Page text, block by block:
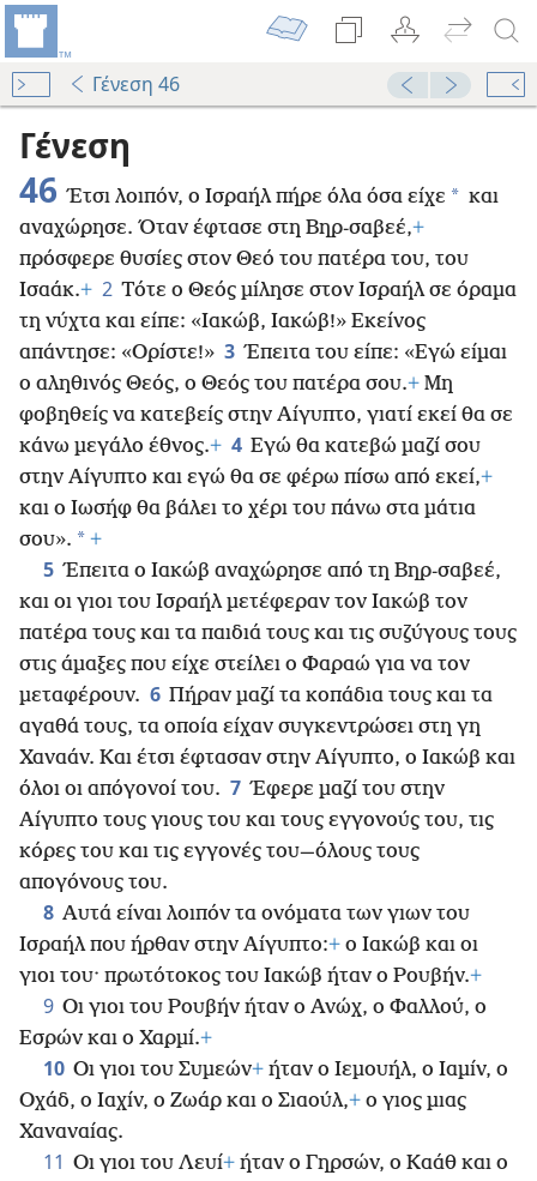
Γένεση 46
Γένεση
46 Έτσι λοιπόν, ο Ισραήλ πήρε όλα όσα είχε * και
αναχώρησε. Όταν έφτασε στη Βηρ-σαβεέ,+
πρόσφερε θυσίες στον Θεό του πατέρα του, του
Ισαάκ.+ 2 Τότε ο Θεός μίλησε στον Ισραήλ σε όραμα
τη νύχτα και είπε: «Ιακώβ, Ιακώβ!» Εκείνος
απάντησε: «Ορίστε!» 3 Έπειτα του είπε: «Εγώ είμαι
ο αληθινός Θεός, ο Θεός του πατέρα σου.+ Μη
φοβηθείς να κατεβείς στην Αίγυπτο, γιατί εκεί θα σε
κάνω μεγάλο έθνος.+ 4 Εγώ θα κατεβώ μαζί σου
στην Αίγυπτο και εγώ θα σε φέρω πίσω από εκεί,+
και ο Ιωσήφ θα βάλει το χέρι του πάνω στα μάτια
σου». * +
5 Έπειτα ο Ιακώβ αναχώρησε από τη Βηρ-σαβεέ,
και οι γιοι του Ισραήλ μετέφεραν τον Ιακώβ τον
πατέρα τους και τα παιδιά τους και τις συζύγους τους
στις άμαξες που είχε στείλει ο Φαραώ για να τον
μεταφέρουν. 6 Πήραν μαζί τα κοπάδια τους και τα
αγαθά τους, τα οποία είχαν συγκεντρώσει στη γη
Χαναάν. Και έτσι έφτασαν στην Αίγυπτο, ο Ιακώβ και
όλοι οι απόγονοί του. 7 Έφερε μαζί του στην
Αίγυπτο τους γιους του και τους εγγονούς του, τις
κόρες του και τις εγγονές του—όλους τους
απογόνους του.
8 Αυτά είναι λοιπόν τα ονόματα των γιων του
Ισραήλ που ήρθαν στην Αίγυπτο:+ ο Ιακώβ και οι
γιοι του· πρωτότοκος του Ιακώβ ήταν ο Ρουβήν.+
9 Οι γιοι του Ρουβήν ήταν ο Ανώχ, ο Φαλλού, ο
Εσρών και ο Χαρμί.+
10 Οι γιοι του Συμεών+ ήταν ο Ιεμουήλ, ο Ιαμίν, ο
Οχάδ, ο Ιαχίν, ο Ζωάρ και ο Σιαούλ,+ ο γιος μιας
Χαναναίας.
11 Οι γιοι του Λευί+ ήταν ο Γηρσών, ο Καάθ και ο